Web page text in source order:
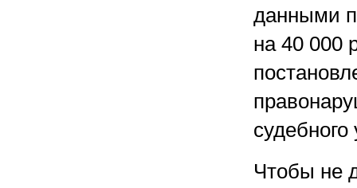
данными
на 40 000
Чтобы не